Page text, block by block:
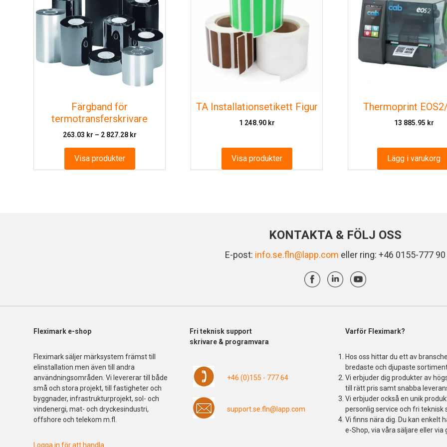
Färgband för
termotransferskrivare
263.03 kr – 2 827.28 krPrisintervall:
Visa produkter
TA Installationsetikett Figur
1 248.90 kr
Visa produkter
Thermoprint
13 885.95 kr
Lägg i varukorg
KONTAKTA & FÖLJ OSS
E-post: info.se.fln@lapp.com eller ring: +46 0155-777 90
Fleximark e-shop
Fleximark säljer märksystem främst till
elinstallation men även till andra
användningsområden. Vi levererar till både
små och stora projekt, till fastigheter och
byggnader, infrastrukturprojekt, sol- och
vindenergi, mat- och dryckesindustri,
offshore och telekom m.fl.
Logga in för att handla
Fri teknisk support
skrivare & programvara
+46 (0)155 - 777 64
support.se.fln@lapp.com
Varför Fleximark?
Hos oss hittar du ett av
bredaste och djupaste
Vi erbjuder dig produkter av
till rätt pris samt snabba
Vi erbjuder också en unik
personlig service och fri teknisk
Vi finns nära dig. Du kan enkelt
e-Shop, via våra säljare eller via